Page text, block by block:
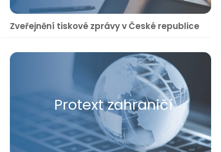
Zveřejnění tiskové zprávy v České republice
Protext zahraničí